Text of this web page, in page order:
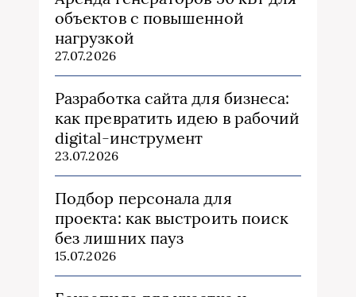
объектов с повышенной
нагрузкой
27.07.2026
Разработка сайта для бизнеса:
как превратить идею в рабочий
digital-инструмент
23.07.2026
Подбор персонала для
проекта: как выстроить поиск
без лишних пауз
15.07.2026